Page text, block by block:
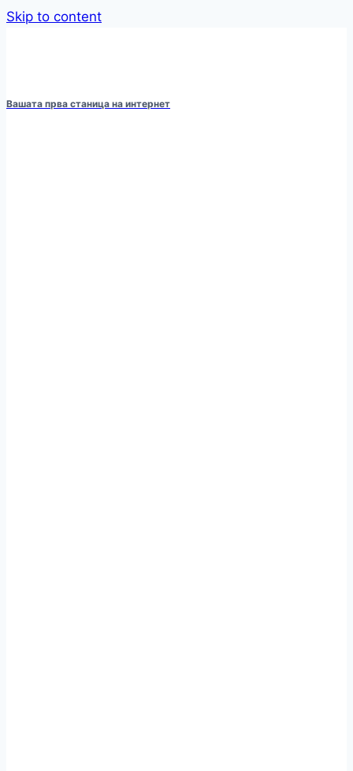
Skip to content
Вашата прва станица на интернет